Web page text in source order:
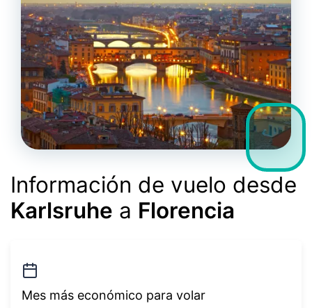
Información de vuelo desde
Karlsruhe a Florencia
Mes más económico para volar